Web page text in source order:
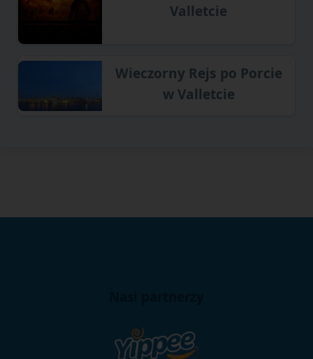
Valletcie
Wieczorny Rejs po Porcie
w Valletcie